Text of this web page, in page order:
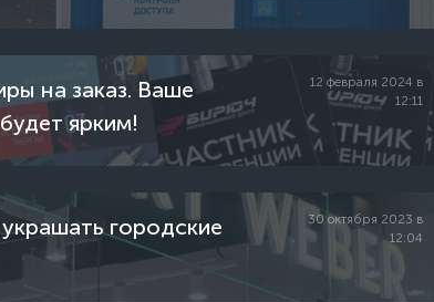
на заказ. Ваше
ярким!
12 февраля 2024 в
12:11
городские
30 октября 2023 в
12:04